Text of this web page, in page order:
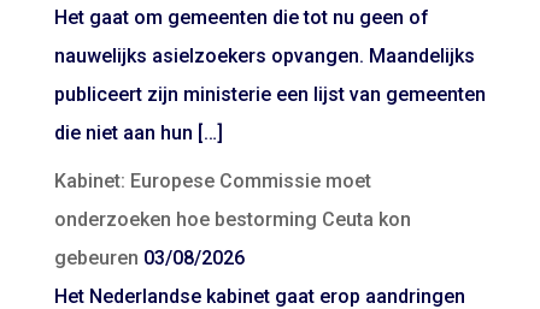
Het gaat om gemeenten die tot nu geen of
nauwelijks asielzoekers opvangen. Maandelijks
publiceert zijn ministerie een lijst van gemeenten
die niet aan hun […]
Kabinet: Europese Commissie moet
onderzoeken hoe bestorming Ceuta kon
gebeuren 03/08/2026
Het Nederlandse kabinet gaat erop aandringen